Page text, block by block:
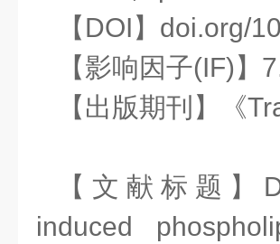
【DOI】doi.org/
【影响因子(IF)】
【出版期刊】《
【文献标题】
induced